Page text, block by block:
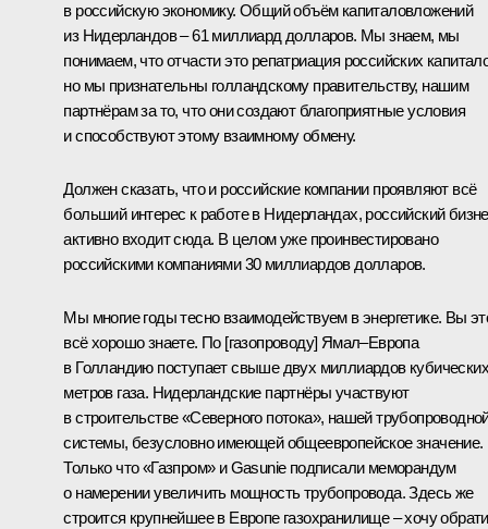
в российскую экономику. Общий объём капиталовложений
из Нидерландов – 61 миллиард долларов. Мы знаем, мы
понимаем, что отчасти это репатриация российских
но мы признательны голландскому правительству, нашим
партнёрам за то, что они создают благоприятные условия
и способствуют этому взаимному обмену.
Должен сказать, что и российские компании проявляют всё
больший интерес к работе в Нидерландах, российский
активно входит сюда. В целом уже проинвестировано
российскими компаниями 30 миллиардов долларов.
Мы многие годы тесно взаимодействуем в энергетике. Вы
всё хорошо знаете. По [газопроводу] Ямал–Европа
в Голландию поступает свыше двух миллиардов кубических
метров газа. Нидерландские партнёры участвуют
в строительстве «Северного потока», нашей
системы, безусловно имеющей общеевропейское значение.
Только что «Газпром» и Gasunie подписали меморандум
о намерении увеличить мощность трубопровода. Здесь же
строится крупнейшее в Европе газохранилище – хочу